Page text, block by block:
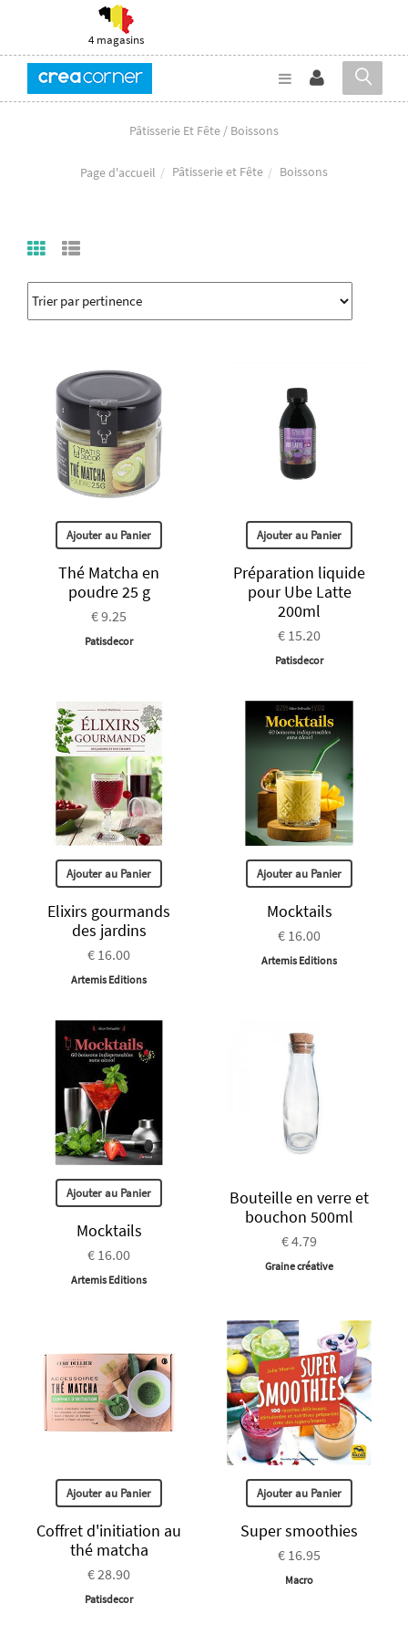
4 magasins
Pâtisserie Et Fête / Boissons
Page d'accueil Pâtisserie et Fête Boissons
Ajouter au Panier
Thé Matcha en
poudre 25 g
€ 9.25
Patisdecor
Ajouter au Panier
Préparation liquide
pour Ube Latte
200ml
€ 15.20
Patisdecor
Ajouter au Panier
Elixirs gourmands
des jardins
€ 16.00
Artemis Editions
Ajouter au Panier
Mocktails
€ 16.00
Artemis Editions
Ajouter au Panier
Mocktails
€ 16.00
Artemis Editions
Bouteille en verre et
bouchon 500ml
€ 4.79
Graine créative
Ajouter au Panier
Coffret d'initiation au
thé matcha
€ 28.90
Patisdecor
Ajouter au Panier
Super smoothies
€ 16.95
Macro